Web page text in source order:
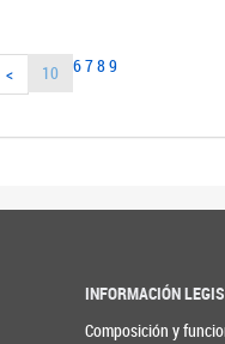
< 6789
10
INFORMACIÓN
Composición y